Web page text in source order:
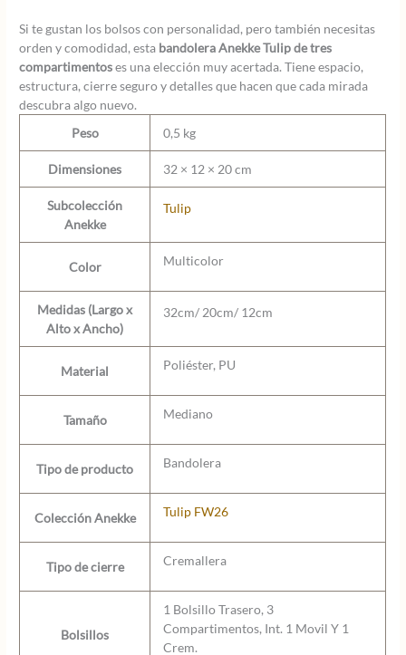
Si te gustan los bolsos con personalidad, pero también necesitas
orden y comodidad, esta bandolera Anekke Tulip de tres
compartimentoses una elección muy acertada. Tiene espacio,
estructura, cierre seguro y detalles que hacen que cada mirada
descubra algo nuevo.
Peso
0,5 kg
Dimensiones 32 × 12 × 20 cm
Subcolección
Anekke
Tulip
Color Multicolor
Medidas (Largo x
Alto x Ancho)
32cm/ 20cm/ 12cm
Material Poliéster, PU
Tamaño Mediano
Tipo de producto Bandolera
Colección Anekke Tulip FW26
Tipo de cierre Cremallera
Bolsillos
1 Bolsillo Trasero, 3
Compartimentos, Int. 1 Movil Y 1
Crem.